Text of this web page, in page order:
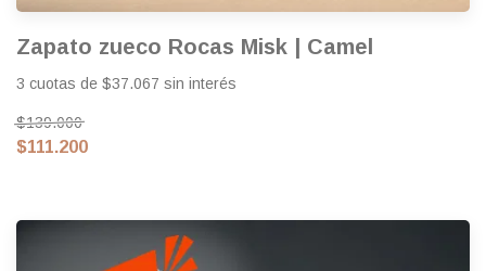
Zapato zueco Rocas Misk | Camel
3 cuotas de $37.067 sin interés
$139.000
$111.200